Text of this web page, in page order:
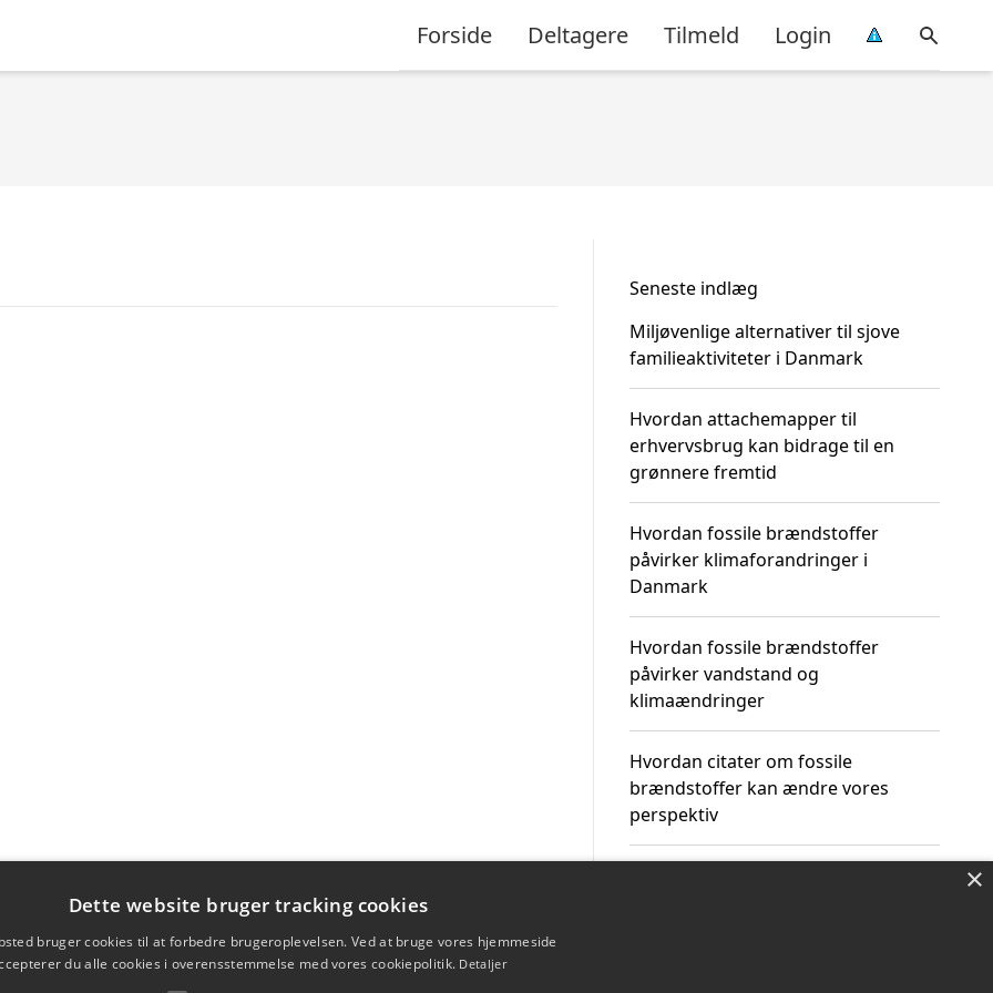
Forside Deltagere Tilmeld Login
Seneste indlæg
Miljøvenlige alternativer til sjove
familieaktiviteter i Danmark
Hvordan attachemapper til
erhvervsbrug kan bidrage til en
grønnere fremtid
Hvordan fossile brændstoffer
påvirker klimaforandringer i
Danmark
Hvordan fossile brændstoffer
påvirker vandstand og
klimaændringer
Hvordan citater om fossile
brændstoffer kan ændre vores
perspektiv
×
Dette website bruger tracking cookies
bruger cookies til at forbedre brugeroplevelsen. Ved at bruge vores hjemmeside
du alle cookies i overensstemmelse med vores cookiepolitik. Detaljer